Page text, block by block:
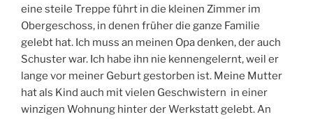
eine steile Treppe führt in die kleinen Zimmer im
Obergeschoss, in denen früher die ganze Familie
gelebt hat. Ich muss an meinen Opa denken, der auch
Schuster war. Ich habe ihn nie kennengelernt, weil er
lange vor meiner Geburt gestorben ist. Meine Mutter
hat als Kind auch mit vielen Geschwistern in einer
winzigen Wohnung hinter der Werkstatt gelebt. An